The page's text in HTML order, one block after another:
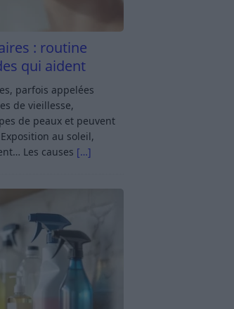
: routine
qui aident
parfois appelées
de vieillesse,
de peaux et peuvent
au soleil,
Les causes […]